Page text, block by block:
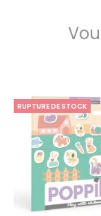
RUPTURE DE STOCK